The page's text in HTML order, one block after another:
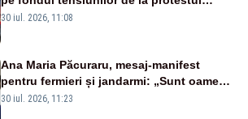
masiv al fermierilor - VIDEO
30 iul. 2026, 11:08
Ana Maria Păcuraru, mesaj-manifest
pentru fermieri și jandarmi: „Sunt oameni
disperați, nu sunt răufăcători”
30 iul. 2026, 11:23